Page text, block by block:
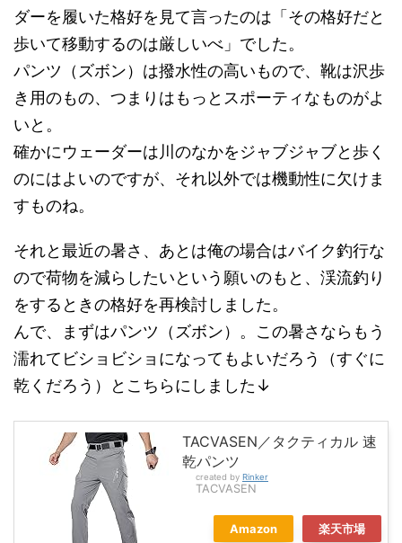
ダーを履いた格好を見て言ったのは「その格好だと
歩いて移動するのは厳しいべ」でした。
パンツ（ズボン）は撥水性の高いもので、靴は沢歩
き用のもの、つまりはもっとスポーティなものがよ
いと。
確かにウェーダーは川のなかをジャブジャブと歩く
のにはよいのですが、それ以外では機動性に欠けま
すものね。
それと最近の暑さ、あとは俺の場合はバイク釣行な
ので荷物を減らしたいという願いのもと、渓流釣り
をするときの格好を再検討しました。
んで、まずはパンツ（ズボン）。この暑さならもう
濡れてビショビショになってもよいだろう（すぐに
乾くだろう）とこちらにしました↓
TACVASEN／タクティカル 速
乾パンツ
created by Rinker
TACVASEN
Amazon 楽天市場